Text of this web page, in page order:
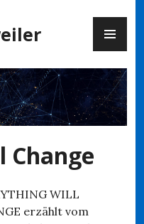
Change
WILL
erzählt vom